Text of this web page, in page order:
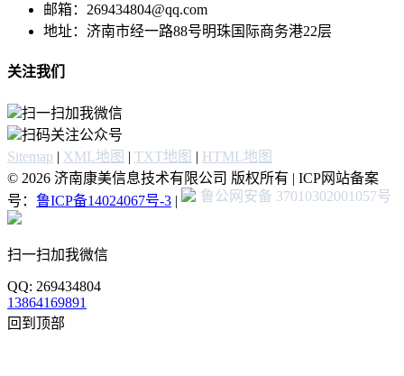
邮箱：269434804@qq.com
地址：济南市经一路88号明珠国际商务港22层
关注我们
扫一扫加我微信
扫码关注公众号
Sitemap | XML地图 | TXT地图 | HTML地图
© 2026 济南康美信息技术有限公司 版权所有 | ICP网站备案
号： 鲁ICP备14024067号-3 | 鲁公网安备 37010302001057号
扫一扫加我微信
QQ: 269434804
13864169891
回到顶部